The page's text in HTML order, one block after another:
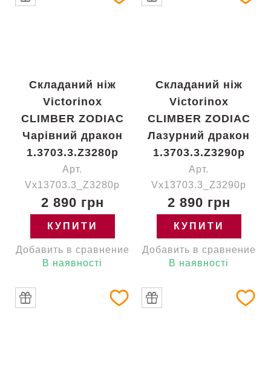
Складаний ніж
Victorinox
CLIMBER ZODIAC
Чарівний дракон
1.3703.3.Z3280p
Арт.
Vx13703.3_Z3280p
2 890 грн
КУПИТИ
Добавить в сравнение
В наявності
Складаний ніж
Victorinox
CLIMBER ZODIAC
Лазурний дракон
1.3703.3.Z3290p
Арт.
Vx13703.3_Z3290p
2 890 грн
КУПИТИ
Добавить в сравнение
В наявності